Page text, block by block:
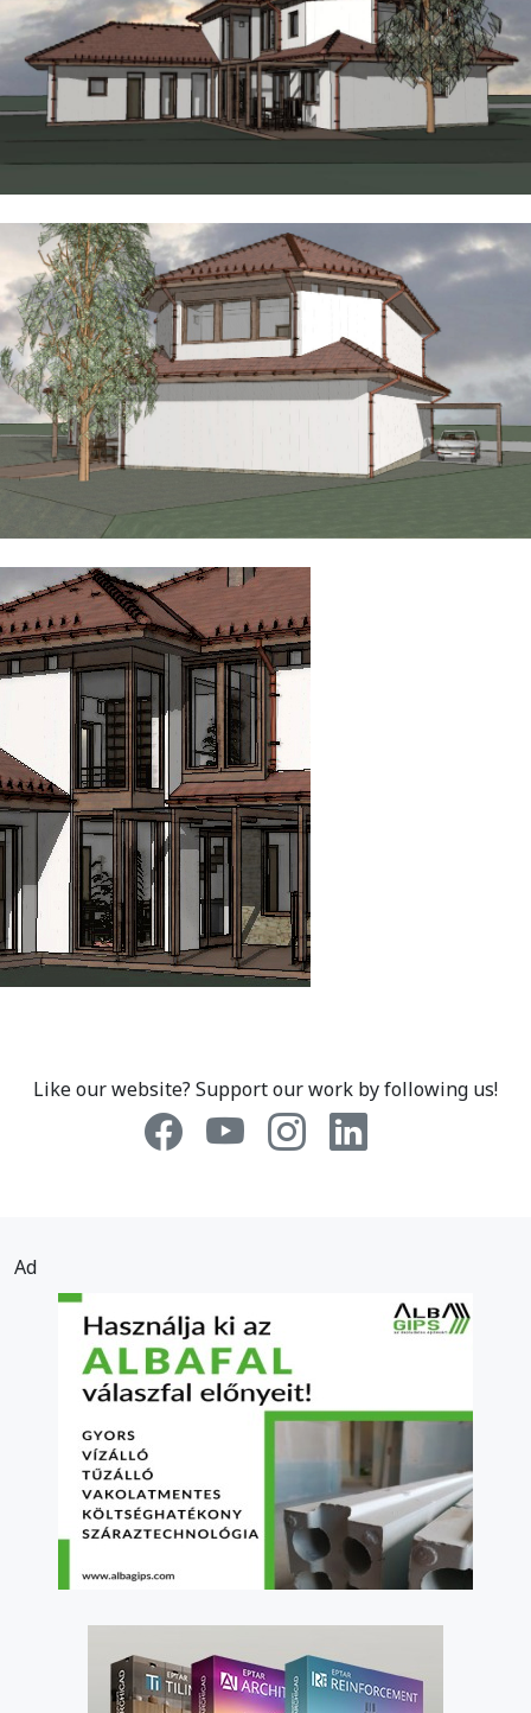
Like our website? Support our work by following us!
Ad